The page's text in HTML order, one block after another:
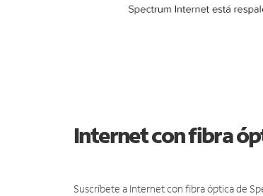
Internet con fibra
Suscríbete a Internet con fibra óptica de